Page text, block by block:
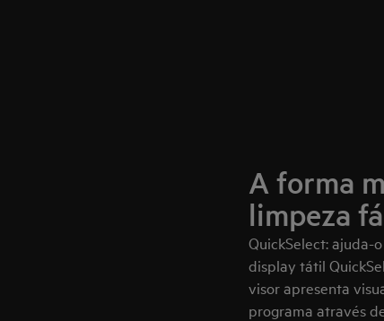
A forma
limpeza
QuickSelect: ajuda-
display tátil
visor apresenta
programa através